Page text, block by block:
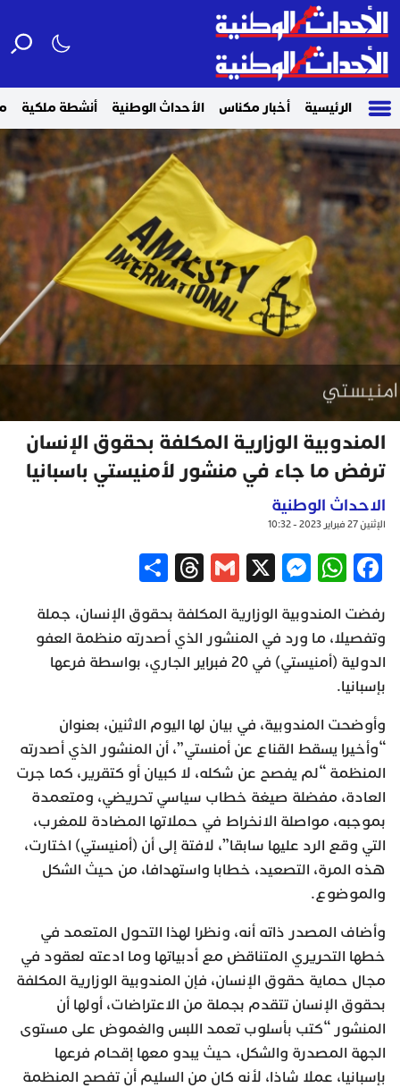
الرئيسية أخبار مكناس الأحداث الوطنية أنشطة ملكية
المندوبية الوزارية المكلفة بحقوق الإنسان
ترفض ما جاء في منشور لأمنيستي باسبانيا
الاحداث الوطنية
الإثنين 27 فبراير 2023 - 10:32
Facebook
WhatsApp
Messenger
X
Gmail
Threads
رفضت المندوبية الوزارية المكلفة بحقوق الإنسان، جملة
وتفصيلا، ما ورد في المنشور الذي أصدرته منظمة العفو
الدولية (أمنيستي) في 20 فبراير الجاري، بواسطة فرعها
بإسبانيا.
وأوضحت المندوبية، في بيان لها اليوم الاثنين، بعنوان
“وأخيرا يسقط القناع عن أمنستي”، أن المنشور الذي أصدرته
المنظمة “لم يفصح عن شكله، لا كبيان أو كتقرير، كما جرت
العادة، مفضلة صيغة خطاب سياسي تحريضي، ومتعمدة
بموجبه، مواصلة الانخراط في حملاتها المضادة للمغرب،
التي وقع الرد عليها سابقا”، لافتة إلى أن (أمنيستي) اختارت،
هذه المرة، التصعيد، خطابا واستهدافا، من حيث الشكل
والموضوع.
وأضاف المصدر ذاته أنه، ونظرا لهذا التحول المتعمد في
خطها التحريري المتناقض مع أدبياتها وما ادعته لعقود في
مجال حماية حقوق الإنسان، فإن المندوبية الوزارية المكلفة
بحقوق الإنسان تتقدم بجملة من الاعتراضات، أولها أن
المنشور “كتب بأسلوب تعمد اللبس والغموض على مستوى
الجهة المصدرة والشكل، حيث يبدو معها إقحام فرعها
بإسبانيا، عملا شاذا، لأنه كان من السليم أن تفصح المنظمة